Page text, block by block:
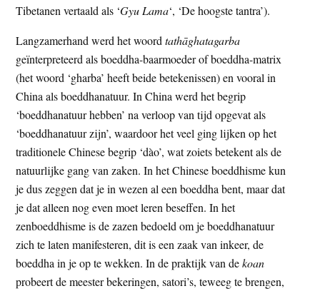
Tibetanen vertaald als ‘Gyu Lama‘, ‘De hoogste tantra’).
Langzamerhand werd het woordtathāghatagarba
geïnterpreteerd als boeddha-baarmoeder of boeddha-matrix
(het woord ‘gharba’ heeft beide betekenissen) en vooral in
China als boeddhanatuur. In China werd het begrip
‘boeddhanatuur hebben’ na verloop van tijd opgevat als
‘boeddhanatuur zijn’, waardoor het veel ging lijken op het
traditionele Chinese begrip ‘dào’, wat zoiets betekent als de
natuurlijke gang van zaken. In het Chinese boeddhisme kun
je dus zeggen dat je in wezen al een boeddha bent, maar dat
je dat alleen nog even moet leren beseffen. In het
zenboeddhisme is de zazen bedoeld om je boeddhanatuur
zich te laten manifesteren, dit is een zaak van inkeer, de
boeddha in je op te wekken. In de praktijk van dekoan
probeert de meester bekeringen, satori’s, teweeg te brengen,